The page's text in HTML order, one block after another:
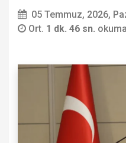
05 Temmuz, 2026,
Ort. 1 dk. 46 sn.